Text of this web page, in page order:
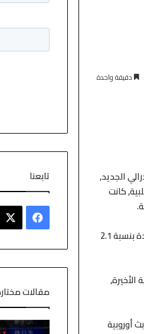
دقيقة واحدة
الجديد,
كانت
انخفض مؤشر كاك 40 في فرنسا بنسبة 2.8 في المائة، بينما انخفض مؤشر فوتسي 100 في المملكة المتحدة بنسبة 2.1
أوروبية
تابعنا
مقالات